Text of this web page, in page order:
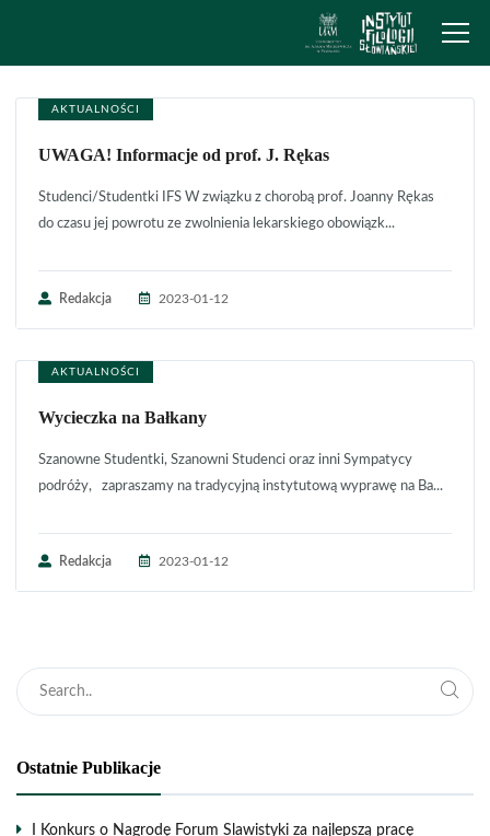
AKTUALNOŚCI
UWAGA! Informacje od prof. J. Rękas
Studenci/Studentki IFS W związku z chorobą prof. Joanny Rękas
do czasu jej powrotu ze zwolnienia lekarskiego obowiązk...
Redakcja 2023-01-12
AKTUALNOŚCI
Wycieczka na Bałkany
Szanowne Studentki, Szanowni Studenci oraz inni Sympatycy
podróży, zapraszamy na tradycyjną instytutową wyprawę na Ba...
Redakcja 2023-01-12
Ostatnie Publikacje
I Konkurs o Nagrodę Forum Slawistyki za najlepszą pracę